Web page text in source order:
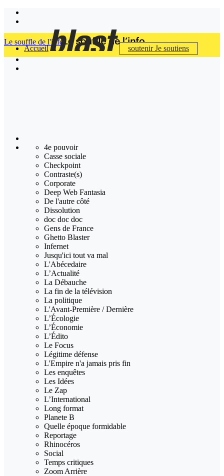
Accueil soutenirJe soutiens
Le souffle de l'info
4e pouvoir
Casse sociale
Checkpoint
Contraste(s)
Corporate
Deep Web Fantasia
De l'autre côté
Dissolution
doc doc doc
Gens de France
Ghetto Blaster
Infernet
Jusqu'ici tout va mal
L'Abécedaire
L’Actualité
La Débauche
La fin de la télévision
La politique
L'Avant-Première / Dernière
L’Écologie
L’Économie
L’Édito
Le Focus
Légitime défense
L'Empire n'a jamais pris fin
Les enquêtes
Les Idées
Le Zap
L’International
Long format
Planete B
Quelle époque formidable
Reportage
Rhinocéros
Social
Temps critiques
Zoom Arrière